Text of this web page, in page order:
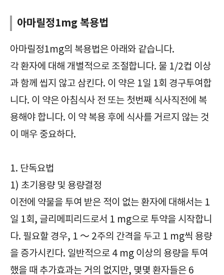
아마릴정1mg 복용법
아마릴정1mg의 복용법은 아래와 같습니다.
각 환자에 대해 개별적으로 조절합니다. 물 1/2컵 이상
과 함께 씹지 않고 삼킨다. 이 약은 1일 1회 경구투여합
니다. 이 약은 아침식사 전 또는 첫번째 식사직전에 복
용해야 합니다. 이 약 복용 후에 식사를 거르지 않는 것
이 매우 중요하다.
1. 단독요법
1) 초기용량 및 용량결정
이전에 약물을 투여 받은 적이 없는 환자에 대해서는 1
일 1회, 글리메피리드로서 1 mg으로 투약을 시작합니
다. 필요할 경우, 1 ～ 2주의 간격을 두고 1 mg씩 용량
을 증가시킨다. 일반적으로 4 mg 이상의 용량을 투여
했을 때 추가효과는 거의 없지만, 몇몇 환자들은 6